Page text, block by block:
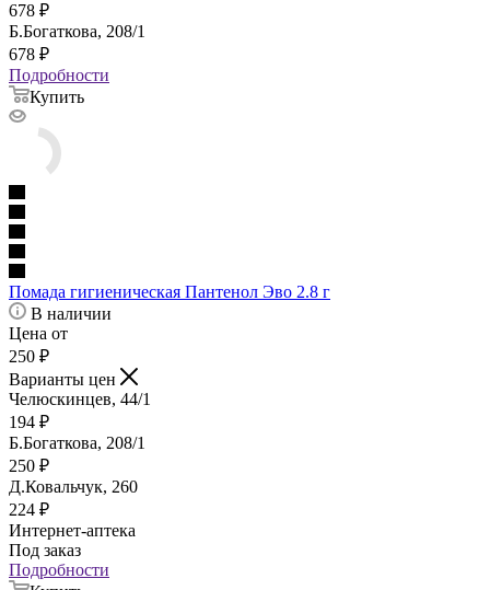
678 ₽
Б.Богаткова, 208/1
678 ₽
Подробности
Купить
Помада гигиеническая Пантенол Эво 2.8 г
В наличии
Цена от
250 ₽
Варианты цен
Челюскинцев, 44/1
194 ₽
Б.Богаткова, 208/1
250 ₽
Д.Ковальчук, 260
224 ₽
Интернет-аптека
Под заказ
Подробности